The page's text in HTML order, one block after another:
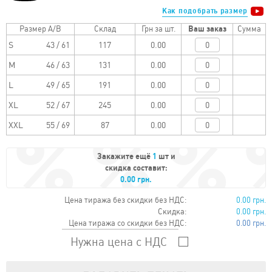
Как подобрать размер
Размер A/B Склад Грн за шт. Ваш заказ Сумма
S 43 / 61 0.00
M 46 / 63 0.00
L 49 / 65 0.00
XL 52 / 67 0.00
XXL 55 / 69 0.00
Закажите ещё 1 шт и
скидка составит:
0.00 грн.
Цена тиража без скидки без НДС:
0.00 грн.
Скидка:
0.00 грн.
Цена тиража со скидки без НДС:
0.00 грн.
Нужна цена с НДС